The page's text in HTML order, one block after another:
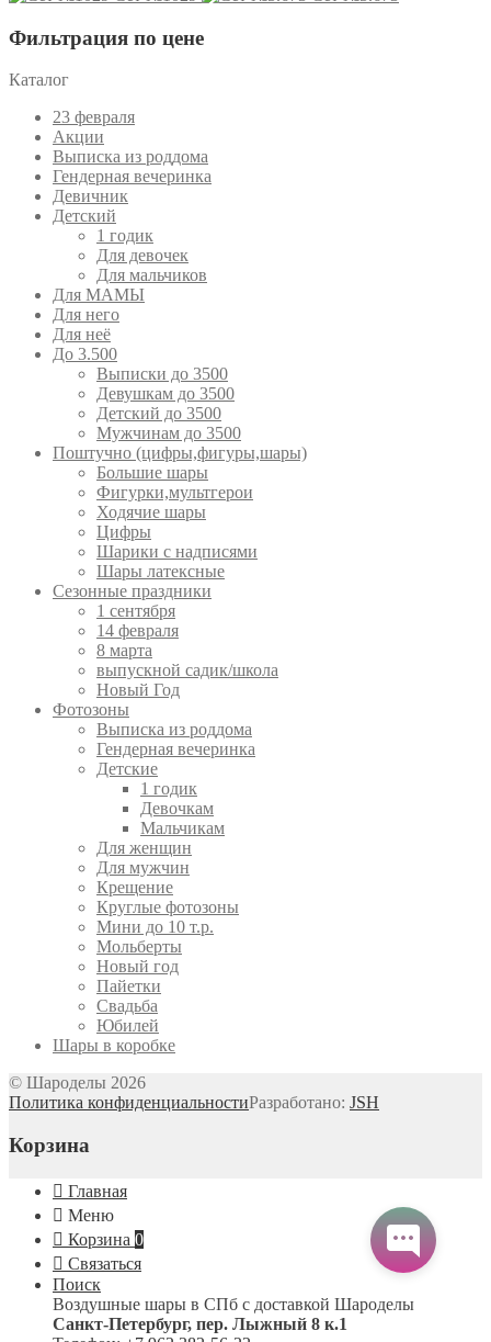
Фильтрация по цене
Каталог
23 февраля
Акции
Выписка из роддома
Гендерная вечеринка
Девичник
Детский
1 годик
Для девочек
Для мальчиков
Для МАМЫ
Для него
Для неё
До 3.500
Выписки до 3500
Девушкам до 3500
Детский до 3500
Мужчинам до 3500
Поштучно (цифры,фигуры,шары)
Большие шары
Фигурки,мультгерои
Ходячие шары
Цифры
Шарики с надписями
Шары латексные
Сезонные праздники
1 сентября
14 февраля
8 марта
выпускной садик/школа
Новый Год
Фотозоны
Выписка из роддома
Гендерная вечеринка
Детские
1 годик
Девочкам
Мальчикам
Для женщин
Для мужчин
Крещение
Круглые фотозоны
Мини до 10 т.р.
Мольберты
Новый год
Пайетки
Свадьба
Юбилей
Шары в коробке
© Шароделы 2026
Политика конфиденциальностиРазработано: JSH
Корзина
Главная
Меню
Корзина 0
Связаться
Поиск
Воздушные шары в СПб с доставкой Шароделы
Санкт-Петербург, пер. Лыжный 8 к.1